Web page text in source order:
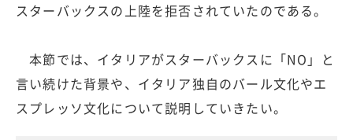
スターバックスの上陸を拒否されていたのである。
本節では、イタリアがスターバックスに「NO」と
言い続けた背景や、イタリア独自のバール文化やエ
スプレッソ文化について説明していきたい。